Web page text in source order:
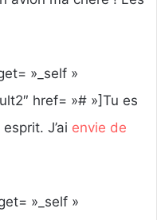
»_self »
href= »# »]Tu es
J’ai envie de
»_self »